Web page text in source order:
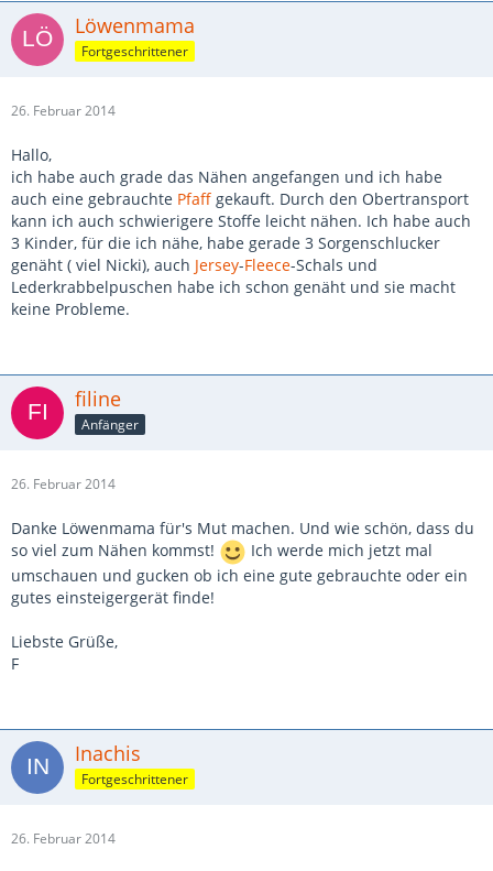
Löwenmama
Fortgeschrittener
26. Februar 2014
Hallo,
ich habe auch grade das Nähen angefangen und ich habe
auch eine gebrauchte Pfaff gekauft. Durch den Obertransport
kann ich auch schwierigere Stoffe leicht nähen. Ich habe auch
3 Kinder, für die ich nähe, habe gerade 3 Sorgenschlucker
genäht ( viel Nicki), auch Jersey-Fleece-Schals und
Lederkrabbelpuschen habe ich schon genäht und sie macht
keine Probleme.
filine
Anfänger
26. Februar 2014
Danke Löwenmama für's Mut machen. Und wie schön, dass du
so viel zum Nähen kommst!
Ich werde mich jetzt mal
umschauen und gucken ob ich eine gute gebrauchte oder ein
gutes einsteigergerät finde!
Liebste Grüße,
F
Inachis
Fortgeschrittener
26. Februar 2014